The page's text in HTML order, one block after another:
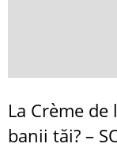
La Crème
banii tăi? –